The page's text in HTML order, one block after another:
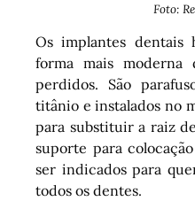
Foto:
Os implantes dentais
forma mais
perdidos. São
titânio e instalados no
para substituir a raiz
suporte para
ser indicados para
todos os dentes.